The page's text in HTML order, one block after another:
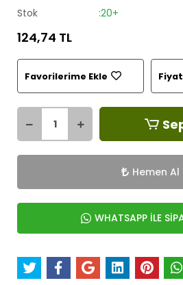
Stok
:20+
124,74 TL
Favorilerime Ekle
Hemen Al
WHATSAPP İLE